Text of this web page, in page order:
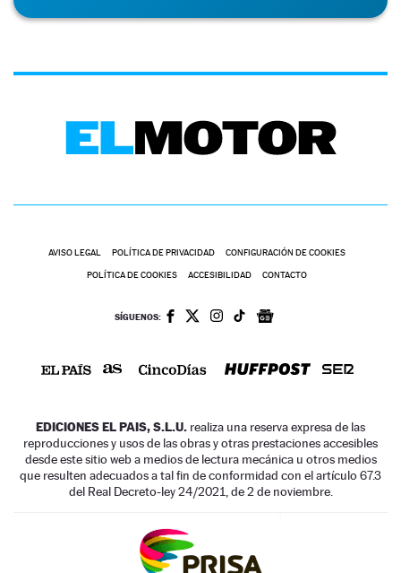
AVISO LEGAL POLÍTICA DE PRIVACIDAD CONFIGURACIÓN DE COOKIES
POLÍTICA DE COOKIES ACCESIBILIDAD CONTACTO
SÍGUENOS:
EDICIONES EL PAIS, S.L.U. realiza una reserva expresa de las
reproducciones y usos de las obras y otras prestaciones accesibles
desde este sitio web a medios de lectura mecánica u otros medios
que resulten adecuados a tal fin de conformidad con el artículo 67.3
del Real Decreto-ley 24/2021, de 2 de noviembre.